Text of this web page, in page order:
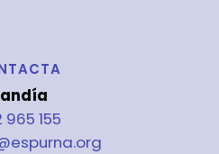
965 155